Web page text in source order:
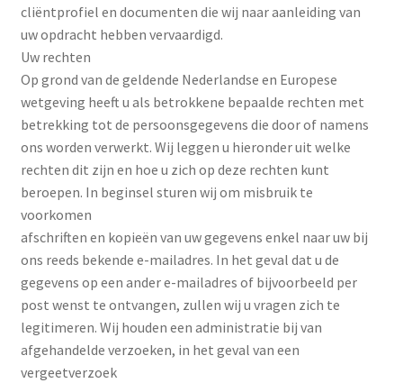
cliëntprofiel en documenten die wij naar aanleiding van
uw opdracht hebben vervaardigd.
Uw rechten
Op grond van de geldende Nederlandse en Europese
wetgeving heeft u als betrokkene bepaalde rechten met
betrekking tot de persoonsgegevens die door of namens
ons worden verwerkt. Wij leggen u hieronder uit welke
rechten dit zijn en hoe u zich op deze rechten kunt
beroepen. In beginsel sturen wij om misbruik te
voorkomen
afschriften en kopieën van uw gegevens enkel naar uw bij
ons reeds bekende e-mailadres. In het geval dat u de
gegevens op een ander e-mailadres of bijvoorbeeld per
post wenst te ontvangen, zullen wij u vragen zich te
legitimeren. Wij houden een administratie bij van
afgehandelde verzoeken, in het geval van een
vergeetverzoek